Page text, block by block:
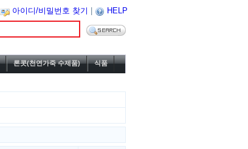
아이디/비밀번호 찾기 HELP
론콧(천연가죽 수제품) 식품